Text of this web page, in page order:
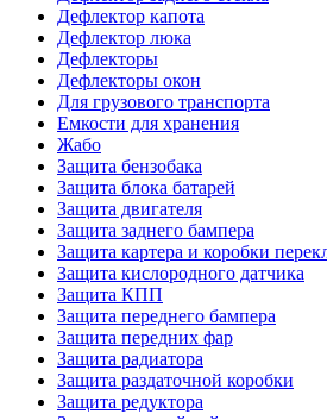
Дефлектор капота
Дефлектор люка
Дефлекторы
Дефлекторы окон
Для грузового транспорта
Емкости для хранения
Жабо
Защита бензобака
Защита блока батарей
Защита двигателя
Защита заднего бампера
Защита картера и коробки
Защита кислородного датчика
Защита КПП
Защита переднего бампера
Защита передних фар
Защита радиатора
Защита раздаточной коробки
Защита редуктора